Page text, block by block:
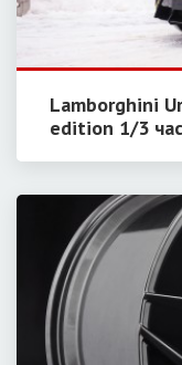
Lamborghini
edition 1/3